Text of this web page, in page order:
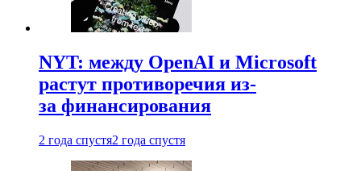
NYT: между OpenAI и Microsoft
растут противоречия из-
за финансирования
2 года спустя2 года спустя